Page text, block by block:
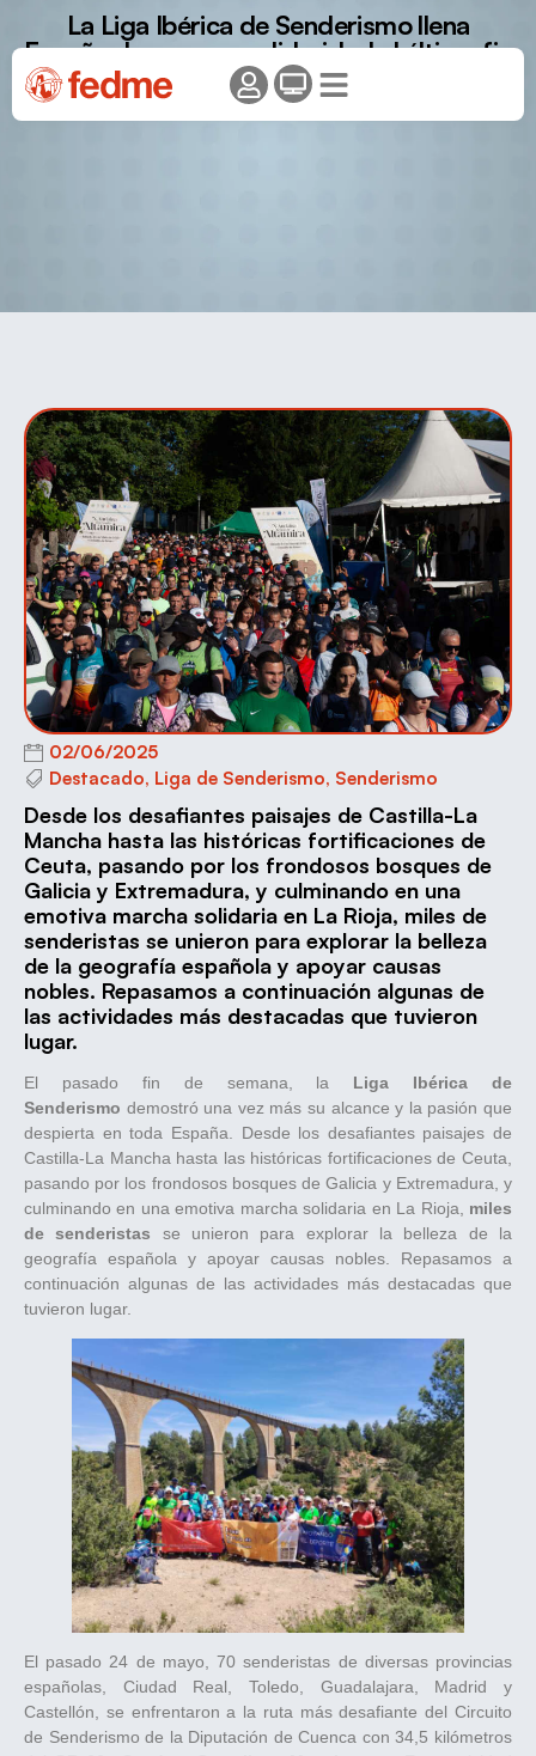
La Liga Ibérica de Senderismo llena
España de pasos y solidaridad el último fin
de semana de mayo
02/06/2025
Destacado, Liga de Senderismo, Senderismo
Desde los desafiantes paisajes de Castilla-La
Mancha hasta las históricas fortificaciones de
Ceuta, pasando por los frondosos bosques de
Galicia y Extremadura, y culminando en una
emotiva marcha solidaria en La Rioja, miles de
senderistas se unieron para explorar la belleza
de la geografía española y apoyar causas
nobles. Repasamos a continuación algunas de
las actividades más destacadas que tuvieron
lugar.
El pasado fin de semana, la Liga Ibérica de
Senderismo demostró una vez más su alcance y la pasión que
despierta en toda España. Desde los desafiantes paisajes de
Castilla-La Mancha hasta las históricas fortificaciones de Ceuta,
pasando por los frondosos bosques de Galicia y Extremadura, y
culminando en una emotiva marcha solidaria en La Rioja, miles
de senderistas se unieron para explorar la belleza de la
geografía española y apoyar causas nobles. Repasamos a
continuación algunas de las actividades más destacadas que
tuvieron lugar.
El pasado 24 de mayo, 70 senderistas de diversas provincias
españolas, Ciudad Real, Toledo, Guadalajara, Madrid y
Castellón, se enfrentaron a la ruta más desafiante del Circuito
de Senderismo de la Diputación de Cuenca con 34,5 kilómetros